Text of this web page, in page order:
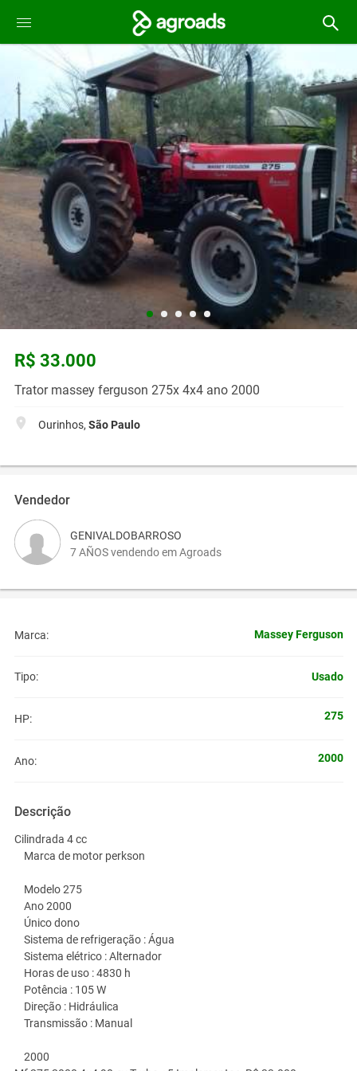
R$ 33.000
Trator massey ferguson 275x 4x4 ano 2000
Ourinhos, São Paulo
Vendedor
GENIVALDOBARROSO
7 AÑOS vendendo em Agroads
Marca: Massey Ferguson
Tipo: Usado
HP: 275
Ano: 2000
Descrição
Cilindrada 4 cc
Marca de motor perkson
Modelo 275
Ano 2000
Único dono
Sistema de refrigeração : Água
Sistema elétrico : Alternador
Horas de uso : 4830 h
Potência : 105 W
Direção : Hidráulica
Transmissão : Manual
2000